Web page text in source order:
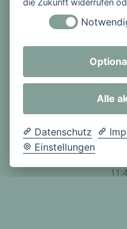
4.
die Zukunft widerrufen
Alle
Datenschutz
Einstellungen